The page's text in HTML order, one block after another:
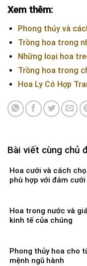
Xem thêm:
Phong thủy và
Trồng hoa trong
Những loại hoa
Trồng hoa trong
Hoa Ly Có Hợp
Bài viết cùng chủ
Hoa cưới và cách
phù hợp với đám cưới
Hoa trong nước và
kinh tế của chúng
Phong thủy hoa cho
mệnh ngũ hành